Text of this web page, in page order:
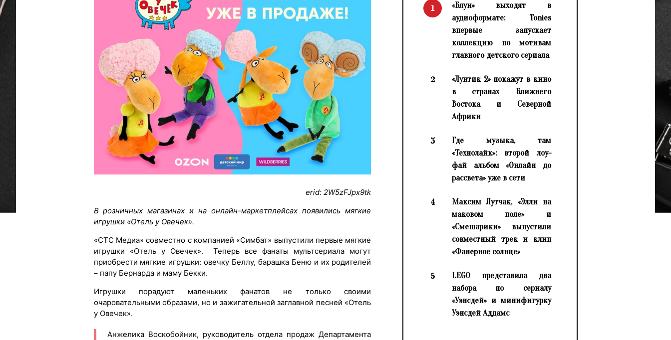
erid: 2W5zFJpx9tk
В розничных магазинах и на онлайн-маркетплейсах появились мягкие
игрушки «Отель у Овечек».
«СТС Медиа» совместно с компанией «Симбат» выпустили первые мягкие
игрушки «Отель у Овечек». Теперь все фанаты мультсериала могут
приобрести мягкие игрушки: овечку Беллу, барашка Беню и их родителей
– папу Бернарда и маму Бекки.
Игрушки порадуют маленьких фанатов не только своими
очаровательными образами, но и зажигательной заглавной песней «Отель
у Овечек».
Анжелика Воскобойник, руководитель отдела продаж Департамента
1
«Блуи» выходят в
аудиоформате: Tonies
впервые запускает
коллекцию по мотивам
главного детского сериала
2
«Лунтик 2» покажут в кино
в странах Ближнего
Востока и Северной
Африки
3
Где музыка, там
«Технолайк»: второй лоу-
фай альбом «Онлайн до
рассвета» уже в сети
4
Максим Лутчак, «Элли на
маковом поле» и
«Смешарики» выпустили
совместный трек и клип
«Фанерное солнце»
5
LEGO представила два
набора по сериалу
«Уэнсдей» и минифигурку
Уэнсдей Аддамс